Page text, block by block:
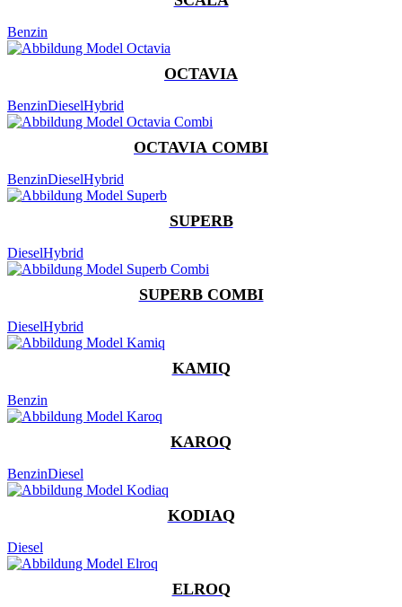
Benzin
OCTAVIA
BenzinDieselHybrid
OCTAVIA COMBI
BenzinDieselHybrid
SUPERB
DieselHybrid
SUPERB COMBI
DieselHybrid
KAMIQ
Benzin
KAROQ
BenzinDiesel
KODIAQ
Diesel
ELROQ